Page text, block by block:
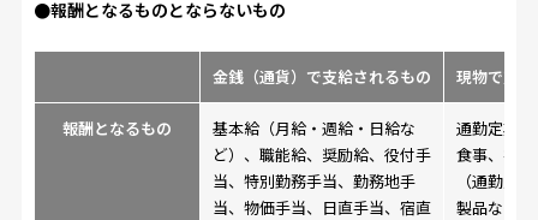
●報酬となるものとならないもの
金銭（通貨）で支給されるもの 現物で支
報酬となるもの
基本給（月給・週給・日給な
ど）、職能給、奨励給、役付手
当、特別勤務手当、勤務地手
当、物価手当、日直手当、宿直
通勤定期
食事、社
（通勤服
製品など